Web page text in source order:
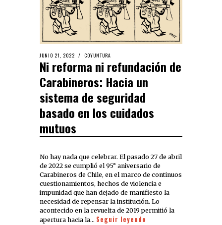
JUNIO 21, 2022 COYUNTURA
Ni reforma ni refundación de
Carabineros: Hacia un
sistema de seguridad
basado en los cuidados
mutuos
No hay nada que celebrar. El pasado 27 de abril
de 2022 se cumplió el 95° aniversario de
Carabineros de Chile, en el marco de continuos
cuestionamientos, hechos de violencia e
impunidad que han dejado de manifiesto la
necesidad de repensar la institución. Lo
acontecido en la revuelta de 2019 permitió la
apertura hacia la… Seguir leyendo